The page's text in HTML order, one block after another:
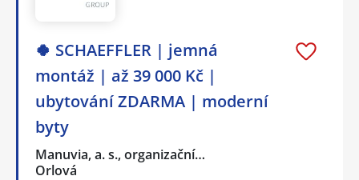
🍀 SCHAEFFLER | jemná
montáž | až 39 000 Kč |
ubytování ZDARMA | moderní
byty
Manuvia, a. s., organizační…
Orlová